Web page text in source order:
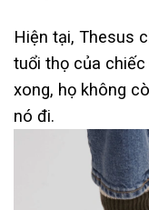
Hiện tại, Thesus
tuổi thọ của chiếc
xong, họ không
nó đi.